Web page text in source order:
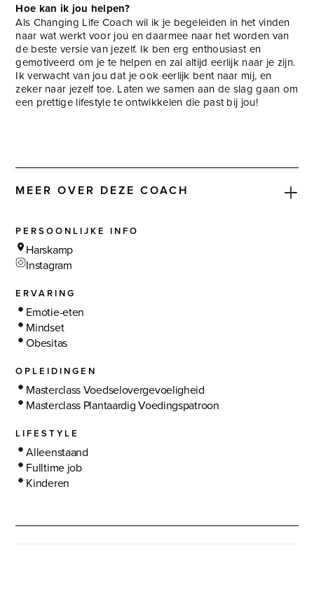
Hoe kan ik jou helpen?
Als Changing Life Coach wil ik je begeleiden in het vinden
naar wat werkt voor jou en daarmee naar het worden van
de beste versie van jezelf. Ik ben erg enthousiast en
gemotiveerd om je te helpen en zal altijd eerlijk naar je zijn.
Ik verwacht van jou dat je ook eerlijk bent naar mij, en
zeker naar jezelf toe. Laten we samen aan de slag gaan om
een prettige lifestyle te ontwikkelen die past bij jou!
MEER OVER DEZE COACH
PERSOONLIJKE INFO
Harskamp
Instagram
ERVARING
Emotie-eten
Mindset
Obesitas
OPLEIDINGEN
Masterclass Voedselovergevoeligheid
Masterclass Plantaardig Voedingspatroon
LIFESTYLE
Alleenstaand
Fulltime job
Kinderen